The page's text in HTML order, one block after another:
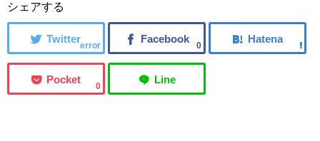
シェアする
error 0
0